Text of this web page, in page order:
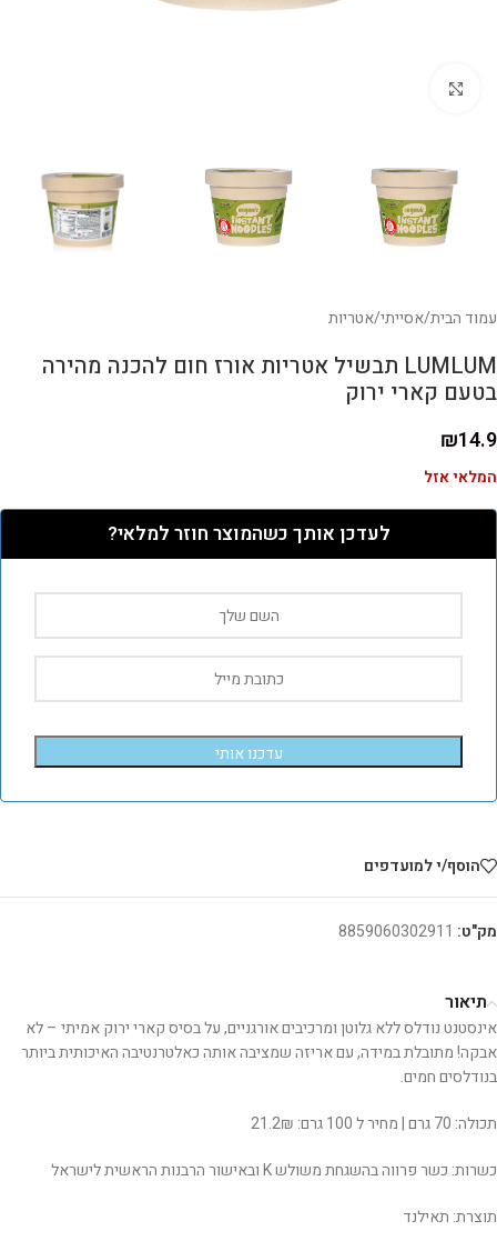
עמוד הבית/אסייתי/אטריות
LUMLUM תבשיל אטריות אורז חום להכנה מהירה
בטעם קארי ירוק
₪14.9
המלאי אזל
לעדכן אותך כשהמוצר חוזר למלאי?
עדכנו אותי
הוסף/י למועדפים
מק"ט: 8859060302911
תיאור
אינסטנט נודלס ללא גלוטן ומרכיבים אורגניים, על בסיס קארי ירוק אמיתי – לא
אבקה! מתובלת במידה, עם אריזה שמציבה אותה כאלטרנטיבה האיכותית ביותר
בנודלסים חמים.
תכולה: 70 גרם | מחיר ל 100 גרם: 21.2₪
כשרות: כשר פרווה בהשגחת משולש K ובאישור הרבנות הראשית לישראל
תוצרת: תאילנד